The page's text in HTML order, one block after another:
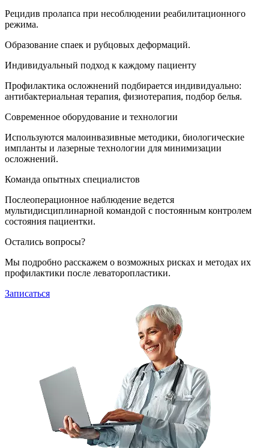
Рецидив пролапса при несоблюдении реабилитационного
режима.
Образование спаек и рубцовых деформаций.
Индивидуальный подход к каждому пациенту
Профилактика осложнений подбирается индивидуально:
антибактериальная терапия, физиотерапия, подбор белья.
Современное оборудование и технологии
Используются малоинвазивные методики, биологические
импланты и лазерные технологии для минимизации
осложнений.
Команда опытных специалистов
Послеоперационное наблюдение ведется
мультидисциплинарной командой с постоянным контролем
состояния пациентки.
Остались вопросы?
Мы подробно расскажем о возможных рисках и методах их
профилактики после леваторопластики.
Записаться